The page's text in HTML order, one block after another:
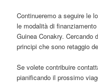
Continueremo a seguire le
le modalità di
Guinea Conakry. Cercando
principi che sono retaggio
Se volete contribuire
pianificando il prossimo